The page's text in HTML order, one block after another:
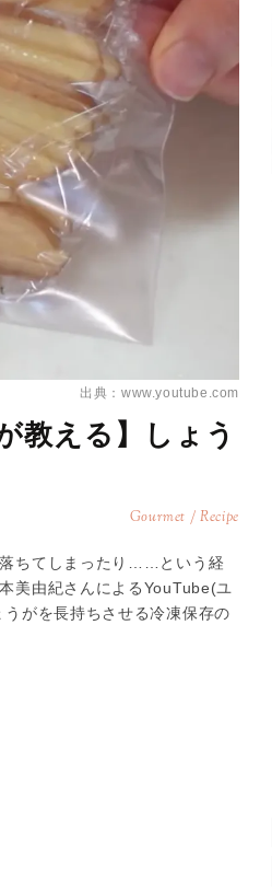
出典：www.youtube.com
教える】しょう
Gourmet / Recipe
落ちてしまったり……という経
美由紀さんによるYouTube(ユ
がを長持ちさせる冷凍保存の